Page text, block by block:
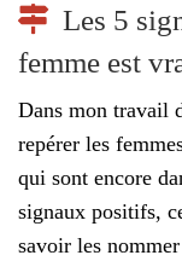
Les 5
femme est
Dans mon travail
repérer les
qui sont encore
signaux positifs,
savoir les